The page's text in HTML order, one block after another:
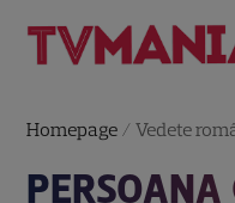
Homepage /Vedete